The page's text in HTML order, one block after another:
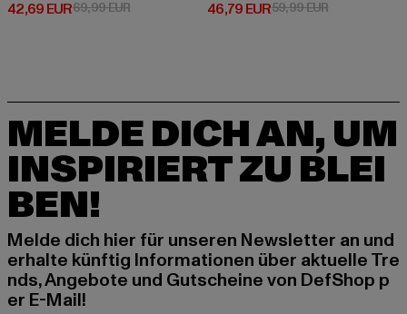
42,69 EUR
Derzeitiger Preis: 42,69 EUR
69,99 EURAktionspreis: 69,99 EUR
46,79 EUR
Derzeitiger Preis: 46,79 EUR
59,99 EURAktionspreis:
MELDE DICH AN, UM
INSPIRIERT ZU BLEI
BEN!
Melde dich hier für unseren Newsletter an und
erhalte künftig Informationen über aktuelle Tre
nds, Angebote und Gutscheine von DefShop p
er E-Mail!